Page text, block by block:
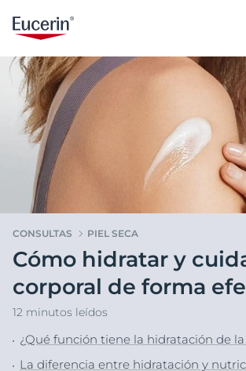
CONSULTAS PIEL SECA
Cómo hidratar y
corporal de forma
12 minutos leídos
¿Qué función tiene la hidratación de
La diferencia entre hidratación y